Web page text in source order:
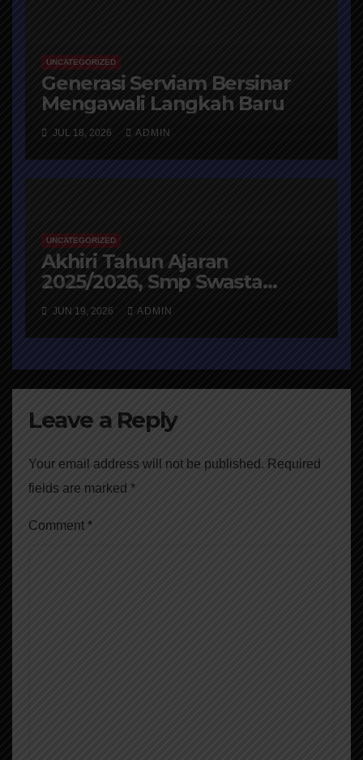
UNCATEGORIZED
Generasi Serviam Bersinar
Mengawali Langkah Baru
JUL 18, 2026 ADMIN
UNCATEGORIZED
Akhiri Tahun Ajaran
2025/2026, Smp Swasta
Katolik St Ursula Ende
menggelar Class Meeting
Ekologis hingga Rapat Kerja
JUN 19, 2026 ADMIN
Leave a Reply
Your email address will not be published. Required
fields are marked *
Comment *